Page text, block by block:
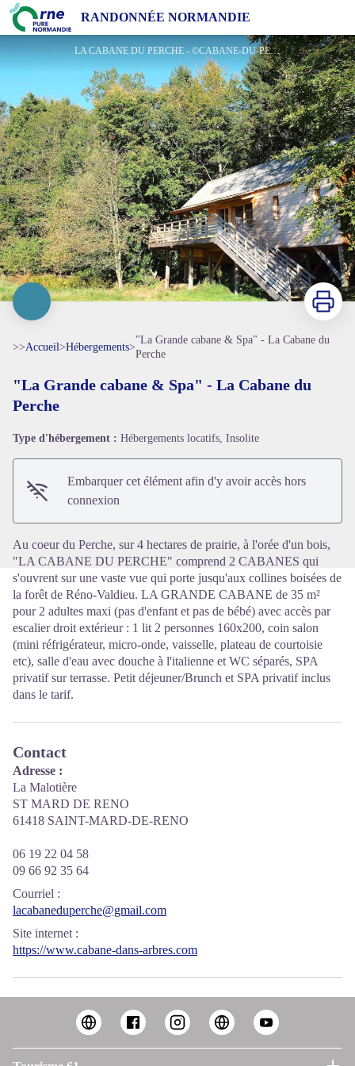
RANDONNÉE NORMANDIE
"La Grande cabane & Spa" - La Cabane du Perche
LA CABANE DU PERCHE - ©CABANE-DU-PERCHE
Voir l'image en plein écran
Imprimer
>>Accueil>Hébergements>
"La Grande cabane & Spa" - La Cabane du
Perche
"La Grande cabane & Spa" - La Cabane du
Perche
Type d'hébergement : Hébergements locatifs, Insolite
Embarquer cet élément afin d'y avoir accès hors
connexion
Au coeur du Perche, sur 4 hectares de prairie, à l'orée d'un bois,
"LA CABANE DU PERCHE" comprend 2 CABANES qui
s'ouvrent sur une vaste vue qui porte jusqu'aux collines boisées de
la forêt de Réno-Valdieu. LA GRANDE CABANE de 35 m²
pour 2 adultes maxi (pas d'enfant et pas de bébé) avec accès par
escalier droit extérieur : 1 lit 2 personnes 160x200, coin salon
(mini réfrigérateur, micro-onde, vaisselle, plateau de courtoisie
etc), salle d'eau avec douche à l'italienne et WC séparés, SPA
privatif sur terrasse. Petit déjeuner/Brunch et SPA privatif inclus
dans le tarif.
Contact
Adresse :
La Malotière
ST MARD DE RENO
61418 SAINT-MARD-DE-RENO
06 19 22 04 58
09 66 92 35 64
Courriel :
lacabaneduperche@gmail.com
Site internet :
https://www.cabane-dans-arbres.com